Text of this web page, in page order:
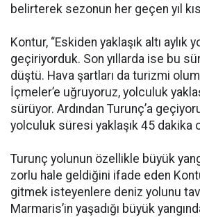
belirterek sezonun her geçen yıl
Kontur, “Eskiden yaklaşık altı aylık
geçiriyorduk. Son yıllarda ise bu
düştü. Hava şartları da turizmi
İçmeler’e uğruyoruz, yolculuk
sürüyor. Ardından Turunç’a
yolculuk süresi yaklaşık 45 dakika
Turunç yolunun özellikle büyük
zorlu hale geldiğini ifade eden
gitmek isteyenlere deniz yolunu
Marmaris’in yaşadığı büyük